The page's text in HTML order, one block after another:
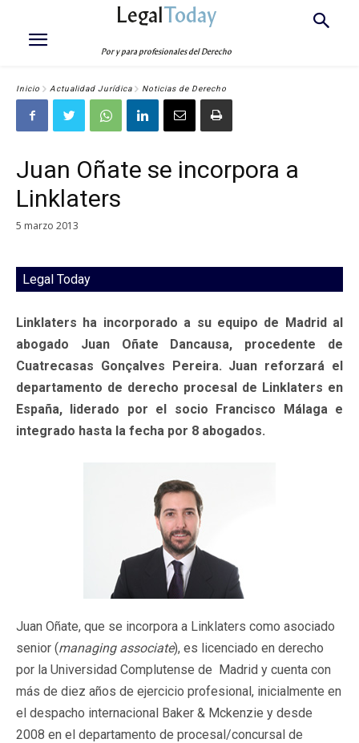
LegalToday
Por y para profesionales del Derecho
Inicio Actualidad Jurídica Noticias de Derecho
Juan Oñate se incorpora a
Linklaters
5 marzo 2013
Legal Today
Linklaters ha incorporado a su equipo de Madrid al
abogado Juan Oñate Dancausa, procedente de
Cuatrecasas Gonçalves Pereira. Juan reforzará el
departamento de derecho procesal de Linklaters en
España, liderado por el socio Francisco Málaga e
integrado hasta la fecha por 8 abogados.
Juan Oñate, que se incorpora a Linklaters como asociado
senior (managing associate), es licenciado en derecho
por la Universidad Complutense de Madrid y cuenta con
más de diez años de ejercicio profesional, inicialmente en
el despacho internacional Baker & Mckenzie y desde
2008 en el departamento de procesal/concursal de